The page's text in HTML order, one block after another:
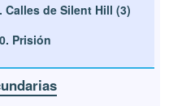
Calles de Silent Hill (3)
Prisión